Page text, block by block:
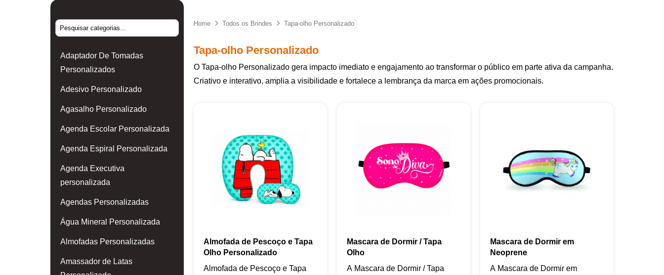
Adaptador De Tomadas
Personalizados
Adesivo Personalizado
Agasalho Personalizado
Agenda Escolar Personalizada
Agenda Espiral Personalizada
Agenda Executiva
personalizada
Agendas Personalizadas
Água Mineral Personalizada
Almofadas Personalizadas
Amassador de Latas
Home Todos os Brindes Tapa-olho Personalizado
Tapa-olho Personalizado
O Tapa-olho Personalizado gera impacto imediato e engajamento ao transformar o público em parte ativa da campanha.
Criativo e interativo, amplia a visibilidade e fortalece a lembrança da marca em ações promocionais.
Almofada de Pescoço e Tapa
Olho Personalizado
Almofada de Pescoço e Tapa
Mascara de Dormir / Tapa
Olho
A Mascara de Dormir / Tapa
Mascara de Dormir em
Neoprene
A Mascara de Dormir em